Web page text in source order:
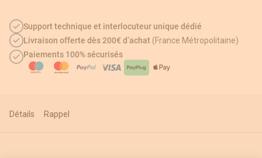
Support technique et interlocuteur unique dédié
Livraison offerte dès 200€ d’achat (France Métropolitaine)
Paiements 100% sécurisés
Détails Rappel